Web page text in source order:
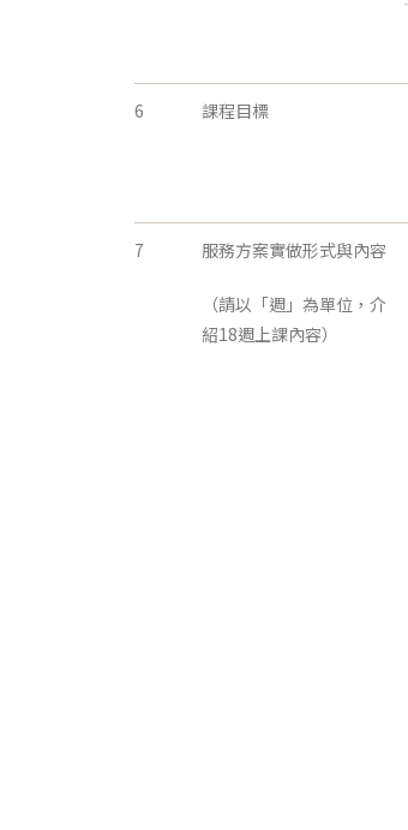
6 課程目標
7 服務方案實做形式與內容
（請以「週」為單位，介
紹18週上課內容）